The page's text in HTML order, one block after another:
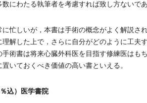
にわたる執筆者を考慮すれば致し方ないであ
忙しいが，本書は手術の概念がよく解説さ
解した上で，さらに自分がどのように工夫
術書は将来心臓外科医を目指す修練医はも
いておくべき価値の高い書といえる。
込）医学書院